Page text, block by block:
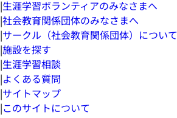
|生涯学習ボランティアのみなさまへ
|社会教育関係団体のみなさまへ
|サークル（社会教育関係団体）について
|施設を探す
|生涯学習相談
|よくある質問
|サイトマップ
|このサイトについて